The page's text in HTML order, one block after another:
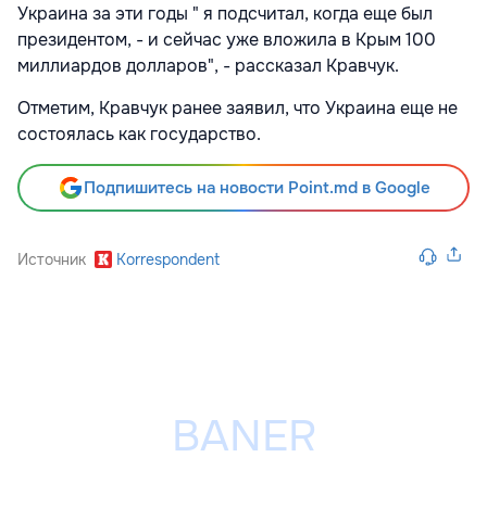
Украина за эти годы " я подсчитал, когда еще был
президентом, - и сейчас уже вложила в Крым 100
миллиардов долларов", - рассказал Кравчук.
Отметим, Кравчук ранее заявил, что Украина еще не
состоялась как государство.
Подпишитесь на новости Point.md в Google
Источник Korrespondent